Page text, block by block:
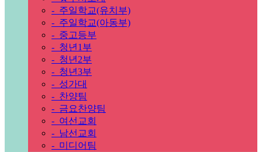
- 주일학교(유치부)
- 주일학교(아동부)
- 중고등부
- 청년1부
- 청년2부
- 청년3부
- 성가대
- 찬양팀
- 금요찬양팀
- 여선교회
- 남선교회
- 미디어팀